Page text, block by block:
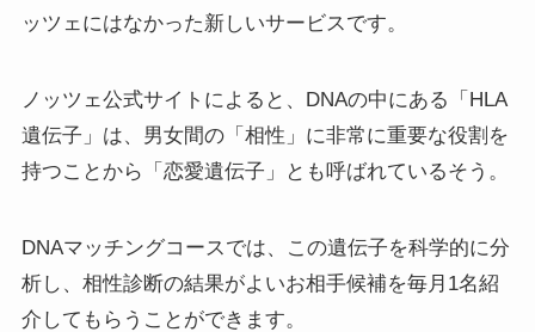
ッツェにはなかった新しいサービスです。
ノッツェ公式サイトによると、DNAの中にある「HLA
遺伝子」は、男女間の「相性」に非常に重要な役割を
持つことから「恋愛遺伝子」とも呼ばれているそう。
DNAマッチングコースでは、この遺伝子を科学的に分
析し、相性診断の結果がよいお相手候補を毎月1名紹
介してもらうことができます。